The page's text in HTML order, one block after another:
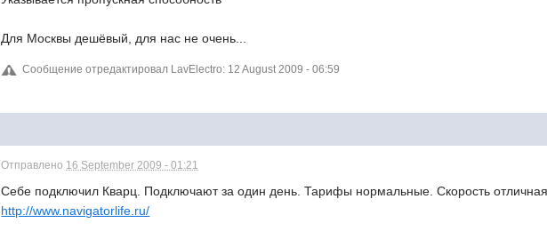
Для Москвы дешёвый, для нас не очень...
Сообщение отредактировал LavElectro: 12 August 2009 - 06:59
Отправлено 16 September 2009 - 01:21
Себе подключил Кварц. Подключают за один день. Тарифы нормальные. Скорость
http://www.navigatorlife.ru/